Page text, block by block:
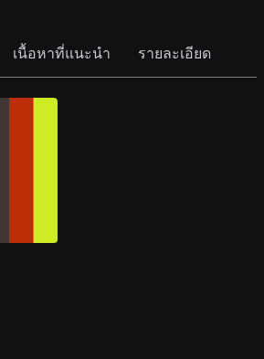
เนื้อหาที่แนะนำ รายละเอียด